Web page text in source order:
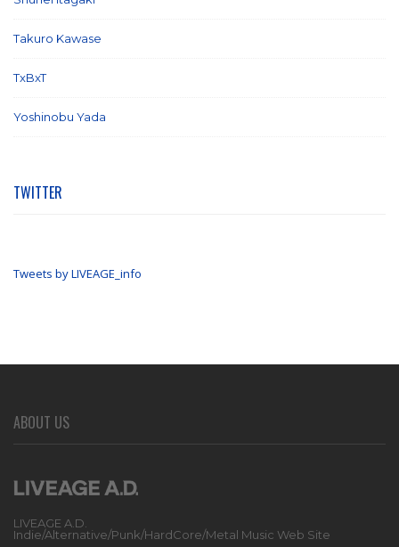
Takuro Kawase
TxBxT
Yoshinobu Yada
TWITTER
Tweets by LIVEAGE_info
ABOUT US
LIVEAGE A.D.
Indie/Alternative/Punk/HardCore/Metal Music Web Site